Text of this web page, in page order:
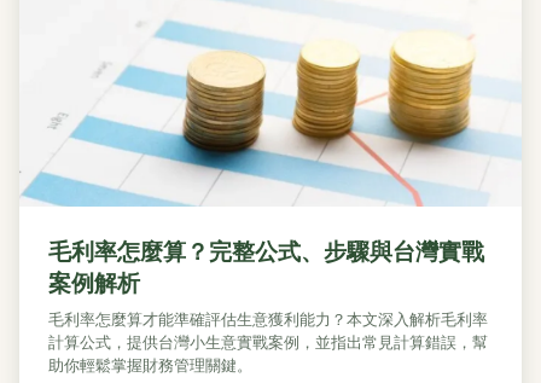
毛利率怎麼算？完整公式、步驟與台灣實戰
案例解析
毛利率怎麼算才能準確評估生意獲利能力？本文深入解析毛利率
計算公式，提供台灣小生意實戰案例，並指出常見計算錯誤，幫
助你輕鬆掌握財務管理關鍵。